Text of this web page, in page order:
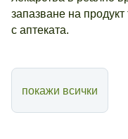
запазване на
с аптеката.
покажи всички